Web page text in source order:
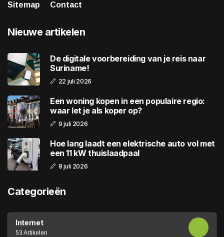
Sitemap
Contact
Nieuwe artikelen
De digitale voorbereiding van je reis naar
Suriname!
22 juli 2026
Een woning kopen in een populaire regio:
waar let je als koper op?
9 juli 2026
Hoe lang laadt een elektrische auto vol met
een 11 kW thuislaadpaal
8 juli 2026
Categorieën
Internet
53 Artikelen